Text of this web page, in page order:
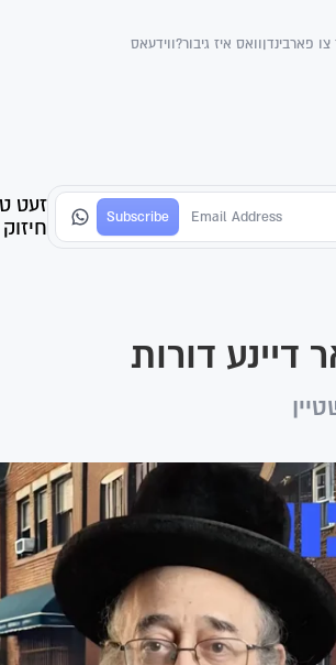
צו פארבינדןוואס איז גיבור?ווידעאס
זעט
דיינע דורות